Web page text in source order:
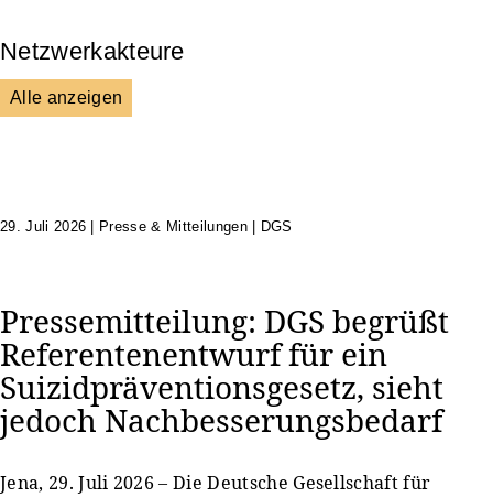
Netzwerkakteure
Alle anzeigen
29. Juli 2026 Presse & Mitteilungen | DGS
Pressemitteilung: DGS begrüßt
Referentenentwurf für ein
Suizidpräventionsgesetz, sieht
jedoch Nachbesserungsbedarf
Jena, 29. Juli 2026 – Die Deutsche Gesellschaft für